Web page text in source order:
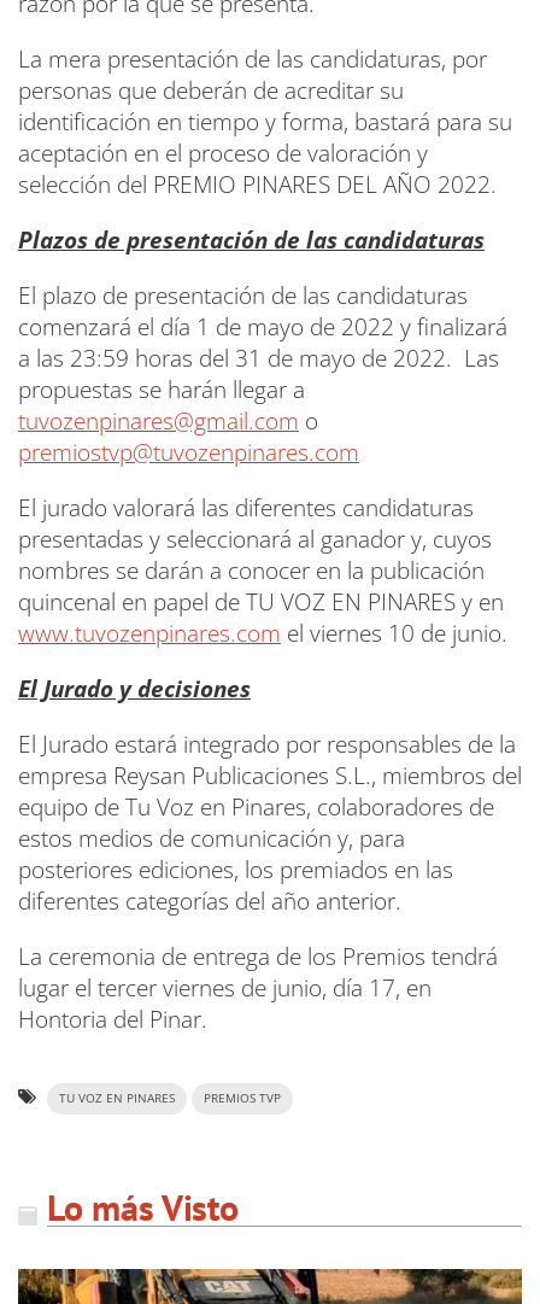
La mera presentación de las candidaturas, por
personas que deberán de acreditar su
identificación en tiempo y forma, bastará para su
aceptación en el proceso de valoración y
selección del PREMIO PINARES DEL AÑO 2022.
Plazos de presentación de las candidaturas
El plazo de presentación de las candidaturas
comenzará el día 1 de mayo de 2022 y finalizará
a las 23:59 horas del 31 de mayo de 2022. Las
propuestas se harán llegar a
tuvozenpinares@gmail.com o
premiostvp@tuvozenpinares.com
El jurado valorará las diferentes candidaturas
presentadas y seleccionará al ganador y, cuyos
nombres se darán a conocer en la publicación
quincenal en papel de TU VOZ EN PINARES y en
www.tuvozenpinares.com el viernes 10 de junio.
El Jurado y decisiones
El Jurado estará integrado por responsables de la
empresa Reysan Publicaciones S.L., miembros del
equipo de Tu Voz en Pinares, colaboradores de
estos medios de comunicación y, para
posteriores ediciones, los premiados en las
diferentes categorías del año anterior.
La ceremonia de entrega de los Premios tendrá
lugar el tercer viernes de junio, día 17, en
Hontoria del Pinar.
TU VOZ EN PINARES PREMIOS TVP
Lo más Visto